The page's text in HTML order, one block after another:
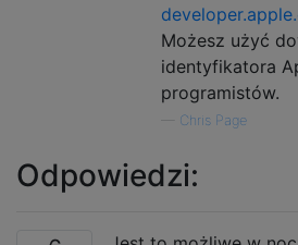
Możesz użyć
identyfikatora
programistów.
Chris Page
Odpowiedzi: